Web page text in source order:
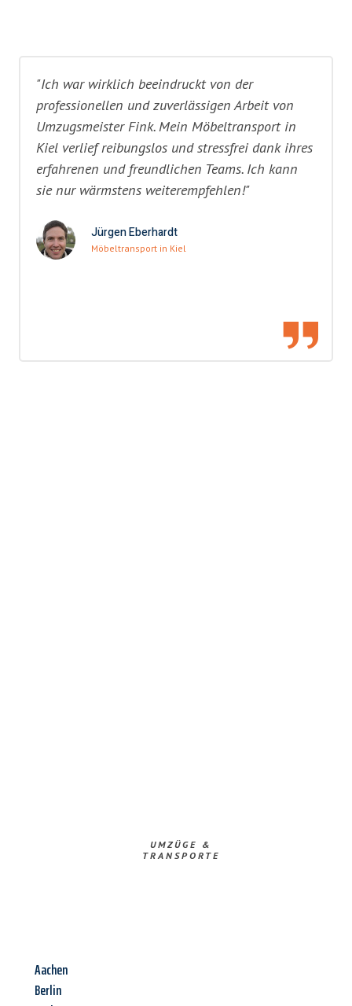
"Ich war wirklich beeindruckt von der
professionellen und zuverlässigen Arbeit von
Umzugsmeister Fink. Mein Möbeltransport in
Kiel verlief reibungslos und stressfrei dank ihres
erfahrenen und freundlichen Teams. Ich kann
sie nur wärmstens weiterempfehlen!"
Jürgen Eberhardt
Möbeltransport in Kiel
UMZÜGE &
TRANSPORTE
Aachen
Berlin